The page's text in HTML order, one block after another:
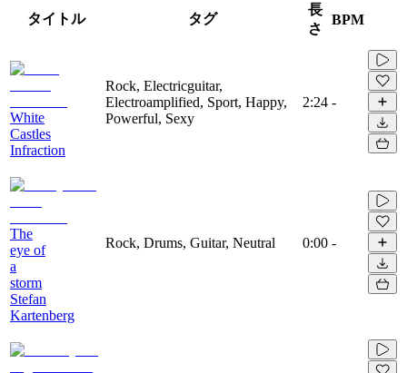
タイトル タグ
長
さ
BPM
White
Castles
Infraction
Rock, Electricguitar,
Electroamplified, Sport, Happy,
Powerful, Sexy
2:24 -
The
eye of
a
storm
Stefan
Kartenberg
Rock, Drums, Guitar, Neutral 0:00 -